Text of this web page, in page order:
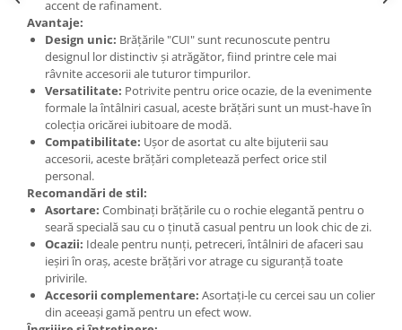
accent de rafinament.
Avantaje:
Design unic: Brățările "CUI" sunt recunoscute pentru
designul lor distinctiv și atrăgător, fiind printre cele mai
râvnite accesorii ale tuturor timpurilor.
Versatilitate: Potrivite pentru orice ocazie, de la evenimente
formale la întâlniri casual, aceste brățări sunt un must-have în
colecția oricărei iubitoare de modă.
Compatibilitate: Ușor de asortat cu alte bijuterii sau
accesorii, aceste brățări completează perfect orice stil
personal.
Recomandări de stil:
Asortare: Combinați brățările cu o rochie elegantă pentru o
seară specială sau cu o ținută casual pentru un look chic de zi.
Ocazii: Ideale pentru nunți, petreceri, întâlniri de afaceri sau
ieșiri în oraș, aceste brățări vor atrage cu siguranță toate
privirile.
Accesorii complementare: Asortați-le cu cercei sau un colier
din aceeași gamă pentru un efect wow.